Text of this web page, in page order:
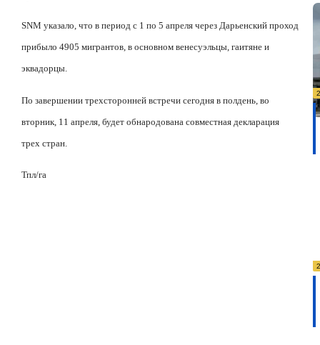
SNM указало, что в период с 1 по 5 апреля через Дарьенский проход
прибыло 4905 мигрантов, в основном венесуэльцы, гаитяне и
эквадорцы.
По завершении трехсторонней встречи сегодня в полдень, во
вторник, 11 апреля, будет обнародована совместная декларация
трех стран.
Тпл/га